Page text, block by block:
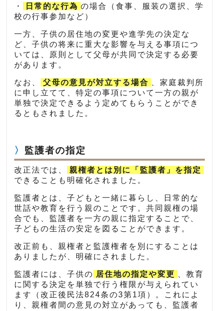
・ 日常的な行為 の場合（食事、服装の選択、学
校の行事参加など）
一方、子供の居住地の変更や進学先の決定な
ど、子供の将来に重大な影響を与える事項につ
いては、原則として父母が共同で決定する必要
があります。
なお、 父母の意見が対立する場合
、家庭裁判所
に申し立てて、特定の事項について一方の親が
単独で決定できるよう定めてもらうことができ
るともされました。
監護者の指定
改正法では、
親権者とは別に「監護者」を指定
できることも明確化されました。
監護者とは、子どもと一緒に暮らし、日常的な
世話や教育を行う親のことです。共同親権の場
合でも、監護者を一方の親に指定することで、
子どもの生活の安定を図ることができます。
改正前も、親権者と監護権者を別にすることは
ありましたが、明確にされました。
監護者には、子供の 居住地の指定や変更
、教育
に関する決定を単独で行う権限が与えられてい
ます（改正後民法824条の3第1項）。これによ
り、親権者間の意見の対立があっても、監護者